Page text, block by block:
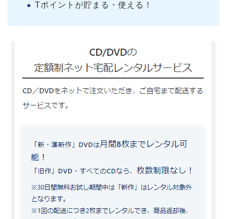
Tポイントが貯まる・使える！